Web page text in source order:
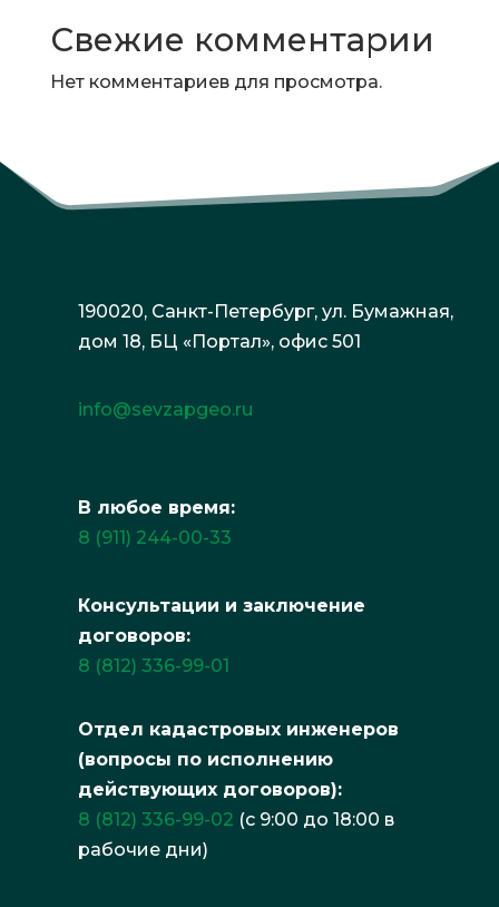
Свежие комментарии
Нет комментариев для просмотра.
190020, Санкт-Петербург, ул. Бумажная,
дом 18, БЦ «Портал», офис 501
info@sevzapgeo.ru
В любое время:
8 (911) 244-00-33
Консультации и заключение
договоров:
8 (812) 336-99-01
Отдел кадастровых инженеров
(вопросы по исполнению
действующих договоров):
8 (812) 336-99-02 (с 9:00 до 18:00 в
рабочие дни)